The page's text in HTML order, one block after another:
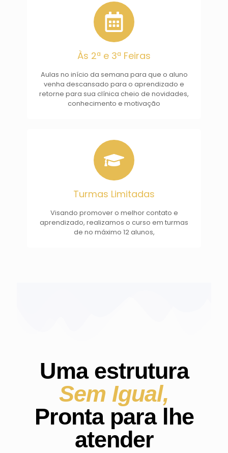
Às 2ª e 3ª Feiras
Aulas no início da semana para que o aluno
venha descansado para o aprendizado e
retorne para sua clínica cheio de novidades,
conhecimento e motivação
Turmas Limitadas
Visando promover o melhor contato e
aprendizado, realizamos o curso em turmas
de no máximo 12 alunos,
Uma estrutura
Sem Igual,
Pronta para lhe
atender